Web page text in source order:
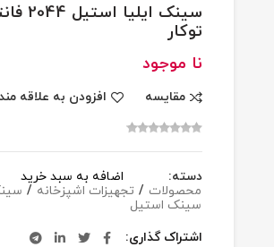
سینک ایلیا
توکار
نا موجود
مقایسه افزودن به علاقه
اضافه به سبد خرید
دسته:
محصولات / تجهیزات اشپزخانه /
سینک استیل
اشتراک گذاری